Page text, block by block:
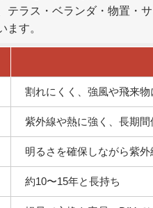
テラス・ベランダ・物置・サ
ます。
割れにくく、強風や飛来物
紫外線や熱に強く、長期
明るさを確保しながら紫外
約10〜15年と長持ち